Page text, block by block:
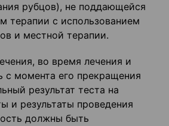
рубцов), не поддающейся
терапии с использованием
и местной терапии.
во время лечения и
с момента его прекращения
результат теста на
и результаты проведения
должны быть